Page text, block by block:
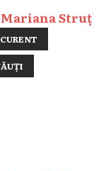
Mariana Struț